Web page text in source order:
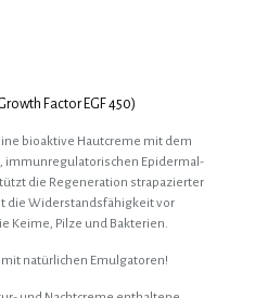
Factor EGF 450)
bioaktive Hautcreme mit dem
immunregulatorischen Epidermal-
die Regeneration strapazierter
die Widerstandsfähigkeit vor
Keime, Pilze und Bakterien.
natürlichen Emulgatoren!